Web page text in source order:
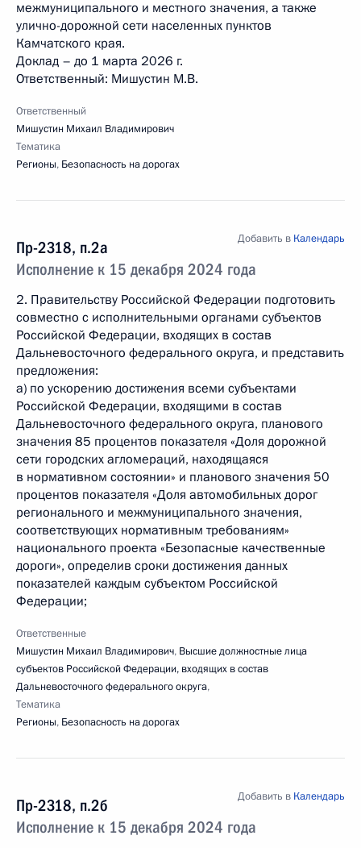
межмуниципального и местного значения, а также
улично-дорожной сети населенных пунктов
Камчатского края.
Доклад – до 1 марта 2026 г.
Ответственный: Мишустин М.В.
Ответственный
Мишустин Михаил Владимирович
Тематика
Регионы, Безопасность на дорогах
Пр-2318, п.2а
Исполнение к 15 декабря 2024 года
Добавить в Календарь
2. Правительству Российской Федерации подготовить
совместно с исполнительными органами субъектов
Российской Федерации, входящих в состав
Дальневосточного федерального округа, и представить
предложения:
а) по ускорению достижения всеми субъектами
Российской Федерации, входящими в состав
Дальневосточного федерального округа, планового
значения 85 процентов показателя «Доля дорожной
сети городских агломераций, находящаяся
в нормативном состоянии» и планового значения 50
процентов показателя «Доля автомобильных дорог
регионального и межмуниципального значения,
соответствующих нормативным требованиям»
национального проекта «Безопасные качественные
дороги», определив сроки достижения данных
показателей каждым субъектом Российской
Федерации;
Ответственные
Мишустин Михаил Владимирович, Высшие должностные лица
субъектов Российской Федерации, входящих в состав
Дальневосточного федерального округа,
Тематика
Регионы, Безопасность на дорогах
Пр-2318, п.2б
Исполнение к 15 декабря 2024 года
Добавить в Календарь